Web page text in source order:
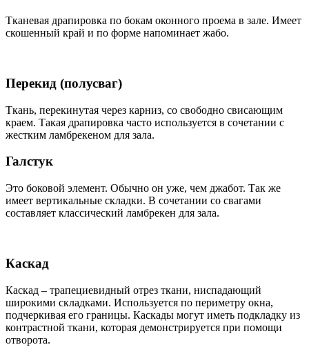
Тканевая драпировка по бокам оконного проема в зале. Имеет
скошенный край и по форме напоминает жабо.
Перекид (полусваг)
Ткань, перекинутая через карниз, со свободно свисающим
краем. Такая драпировка часто используется в сочетании с
жестким ламбрекеном для зала.
Галстук
Это боковой элемент. Обычно он уже, чем джабот. Так же
имеет вертикальные складки. В сочетании со свагами
составляет классический ламбрекен для зала.
Каскад
Каскад – трапециевидный отрез ткани, ниспадающий
широкими складками. Используется по периметру окна,
подчеркивая его границы. Каскады могут иметь подкладку из
контрастной ткани, которая демонстрируется при помощи
отворота.